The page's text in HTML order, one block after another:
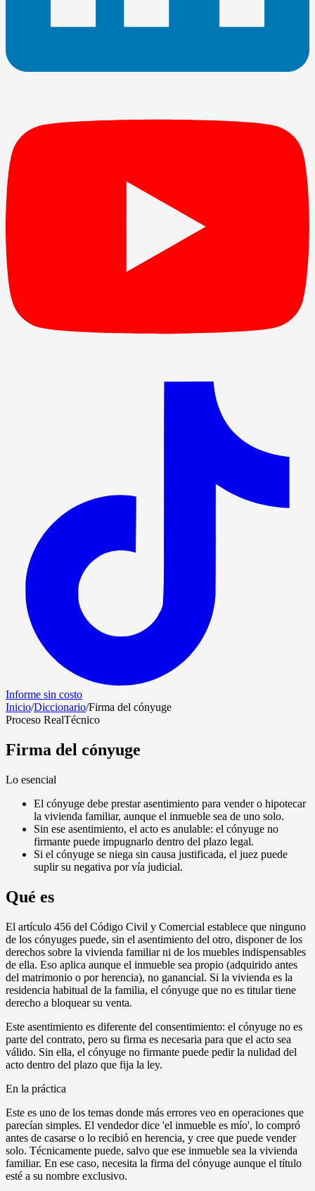
Informe sin costo
Inicio/Diccionario/Firma del cónyuge
Proceso RealTécnico
Firma del cónyuge
Lo esencial
El cónyuge debe prestar asentimiento para vender o hipotecar
la vivienda familiar, aunque el inmueble sea de uno solo.
Sin ese asentimiento, el acto es anulable: el cónyuge no
firmante puede impugnarlo dentro del plazo legal.
Si el cónyuge se niega sin causa justificada, el juez puede
suplir su negativa por vía judicial.
Qué es
El artículo 456 del Código Civil y Comercial establece que ninguno
de los cónyuges puede, sin el asentimiento del otro, disponer de los
derechos sobre la vivienda familiar ni de los muebles indispensables
de ella. Eso aplica aunque el inmueble sea propio (adquirido antes
del matrimonio o por herencia), no ganancial. Si la vivienda es la
residencia habitual de la familia, el cónyuge que no es titular tiene
derecho a bloquear su venta.
Este asentimiento es diferente del consentimiento: el cónyuge no es
parte del contrato, pero su firma es necesaria para que el acto sea
válido. Sin ella, el cónyuge no firmante puede pedir la nulidad del
acto dentro del plazo que fija la ley.
En la práctica
Este es uno de los temas donde más errores veo en operaciones que
parecían simples. El vendedor dice 'el inmueble es mío', lo compró
antes de casarse o lo recibió en herencia, y cree que puede vender
solo. Técnicamente puede, salvo que ese inmueble sea la vivienda
familiar. En ese caso, necesita la firma del cónyuge aunque el título
esté a su nombre exclusivo.